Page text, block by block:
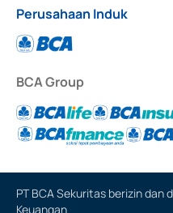
Perusahaan Induk
BCA Group
PT BCA Sekuritas berizin dan
Keuangan